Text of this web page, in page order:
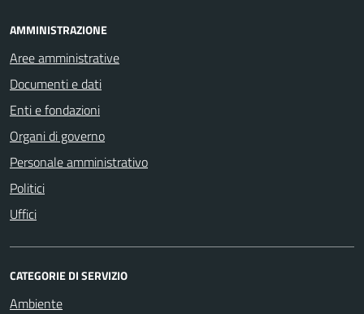
AMMINISTRAZIONE
Aree amministrative
Documenti e dati
Enti e fondazioni
Organi di governo
Personale amministrativo
Politici
Uffici
CATEGORIE DI SERVIZIO
Ambiente